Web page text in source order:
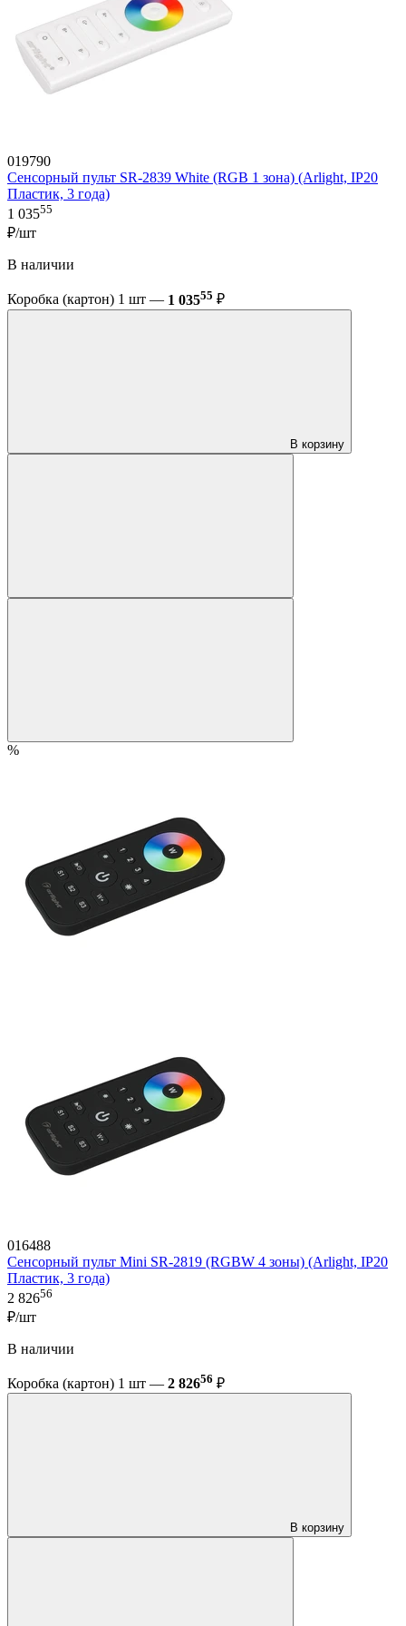
019790
Сенсорный пульт SR-2839 White (RGB 1 зона) (Arlight, IP20
Пластик, 3 года)
1 03555
₽/шт
В наличии
Коробка (картон) 1 шт — 1 03555 ₽
В корзину
%
016488
Сенсорный пульт Mini SR-2819 (RGBW 4 зоны) (Arlight, IP20
Пластик, 3 года)
2 82656
₽/шт
В наличии
Коробка (картон) 1 шт — 2 82656 ₽
В корзину